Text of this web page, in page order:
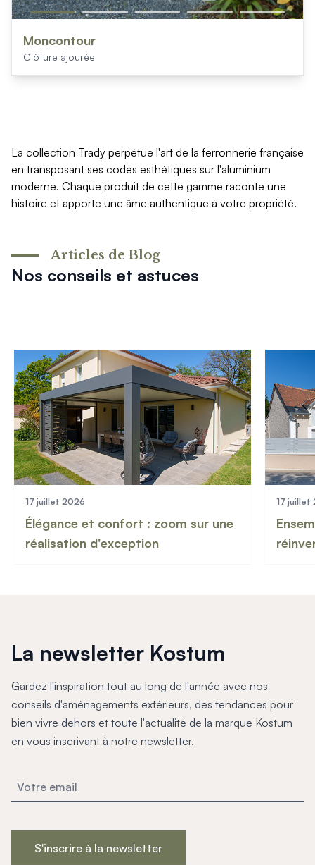
Moncontour
Clôture ajourée
La collection Trady perpétue l'art de la ferronnerie française
en transposant ses codes esthétiques sur l'aluminium
moderne. Chaque produit de cette gamme raconte une
histoire et apporte une âme authentique à votre propriété.
Nos conseils et astuces
Articles de Blog
17 juillet 2026
Élégance et confort : zoom sur une
réalisation d'exception
17 juillet
La newsletter Kostum
Gardez l'inspiration tout au long de l'année avec nos
conseils d'aménagements extérieurs, des tendances pour
bien vivre dehors et toute l'actualité de la marque Kostum
en vous inscrivant à notre newsletter.
S'inscrire à la newsletter